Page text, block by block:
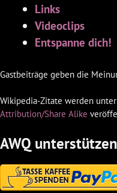
Links
Videoclips
Entspanne dich!
Gastbeiträge geben die
Wikipedia-Zitate werden
Attribution/Share Alike
AWQ unterstützen